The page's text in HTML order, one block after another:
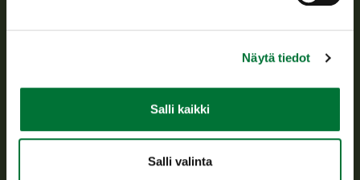
Näytä tiedot
Salli kaikki
Salli valinta